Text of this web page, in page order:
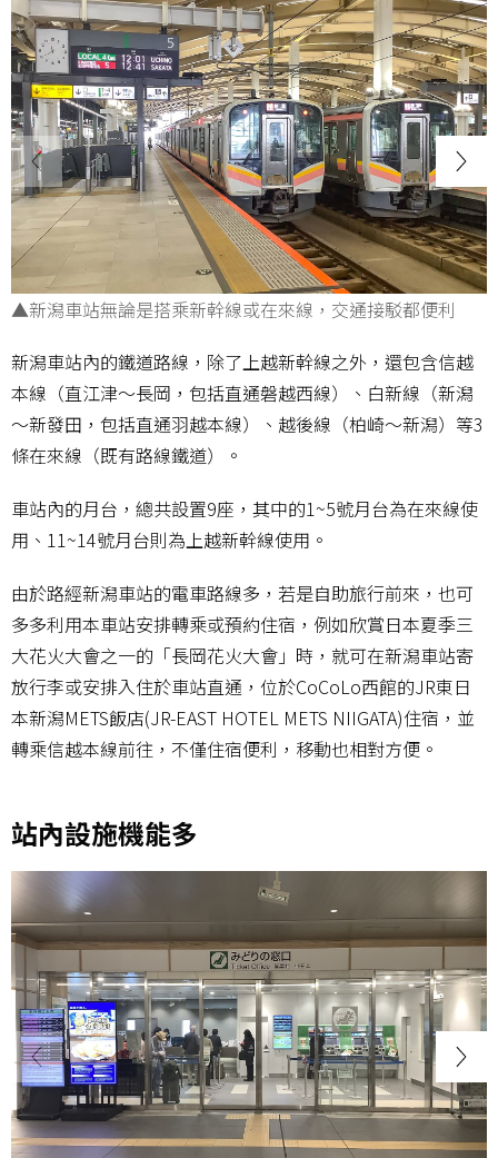
▲新潟車站無論是搭乘新幹線或在來線，交通接駁都便利
新潟車站內的鐵道路線，除了上越新幹線之外，還包含信越
本線（直江津～長岡，包括直通磐越西線）、白新線（新潟
～新發田，包括直通羽越本線）、越後線（柏崎～新潟）等3
條在來線（既有路線鐵道）。
車站內的月台，總共設置9座，其中的1~5號月台為在來線使
用、11~14號月台則為上越新幹線使用。
由於路經新潟車站的電車路線多，若是自助旅行前來，也可
多多利用本車站安排轉乘或預約住宿，例如欣賞日本夏季三
大花火大會之一的「長岡花火大會」時，就可在新潟車站寄
放行李或安排入住於車站直通，位於CoCoLo西館的JR東日
本新潟METS飯店(JR-EAST HOTEL METS NIIGATA)住宿，並
轉乘信越本線前往，不僅住宿便利，移動也相對方便。
站內設施機能多